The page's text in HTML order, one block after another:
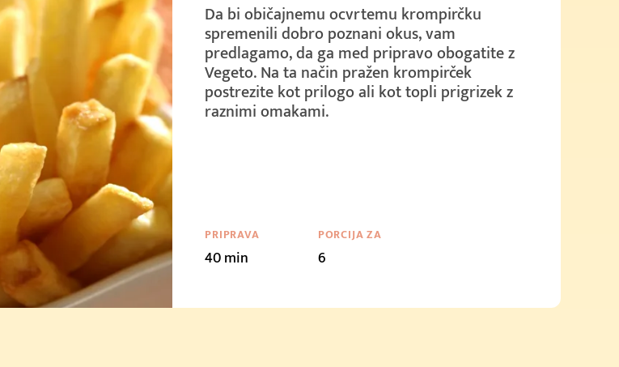
Da bi običajnemu ocvrtemu krompirčku
spremenili dobro poznani okus, vam
predlagamo, da ga med pripravo obogatite z
Vegeto. Na ta način pražen krompirček
postrezite kot prilogo ali kot topli prigrizek z
raznimi omakami.
PRIPRAVA
40 min
PORCIJA ZA
6